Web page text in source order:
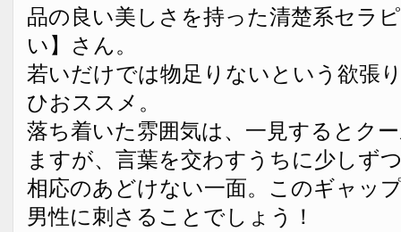
品の良い美しさを持った清楚系セラ
い】さん。
若いだけでは物足りないという欲張
ひおススメ。
落ち着いた雰囲気は、一見するとク
ますが、言葉を交わすうちに少しず
相応のあどけない一面。このギャッ
男性に刺さることでしょう！